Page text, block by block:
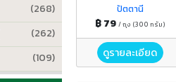
เครื่องแกงกะทิ /
เครื่องแกงเขียว
ปัตตานี
฿ 79 / ถุง (300 กรัม)
ดูรายละเอียด
(268)
(262)
(109)